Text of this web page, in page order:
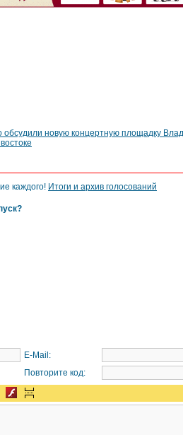
новую концертную площадку
каждого! Итоги и архив голосований
E-Mail:
Повторите код: